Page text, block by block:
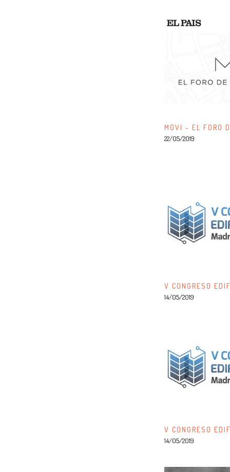
MOVI - EL FORO
22/05/2019
V CONGRESO
14/05/2019
V CONGRESO
14/05/2019